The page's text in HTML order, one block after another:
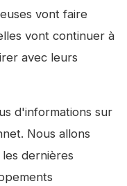
vont faire
vont continuer à
avec leurs
d'informations sur
Nous allons
dernières